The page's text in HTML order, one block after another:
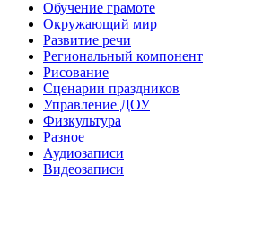
Обучение грамоте
Окружающий мир
Развитие речи
Региональный компонент
Рисование
Сценарии праздников
Управление ДОУ
Физкультура
Разное
Аудиозаписи
Видеозаписи